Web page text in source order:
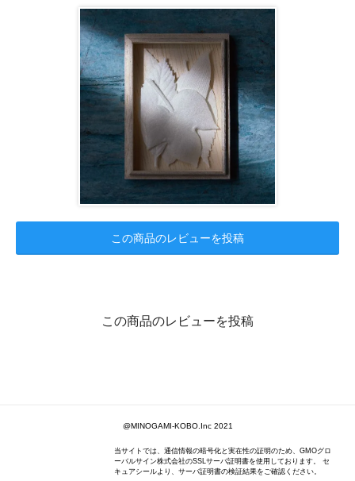
この商品のレビューを投稿
この商品のレビューを投稿
@MINOGAMI-KOBO.Inc 2021
当サイトでは、通信情報の暗号化と実在性の証明のため、GMOグロ
ーバルサイン株式会社のSSLサーバ証明書を使用しております。 セ
キュアシールより、サーバ証明書の検証結果をご確認ください。